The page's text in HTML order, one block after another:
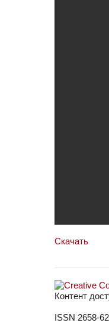
Скачать
Контент
ISSN 2658-